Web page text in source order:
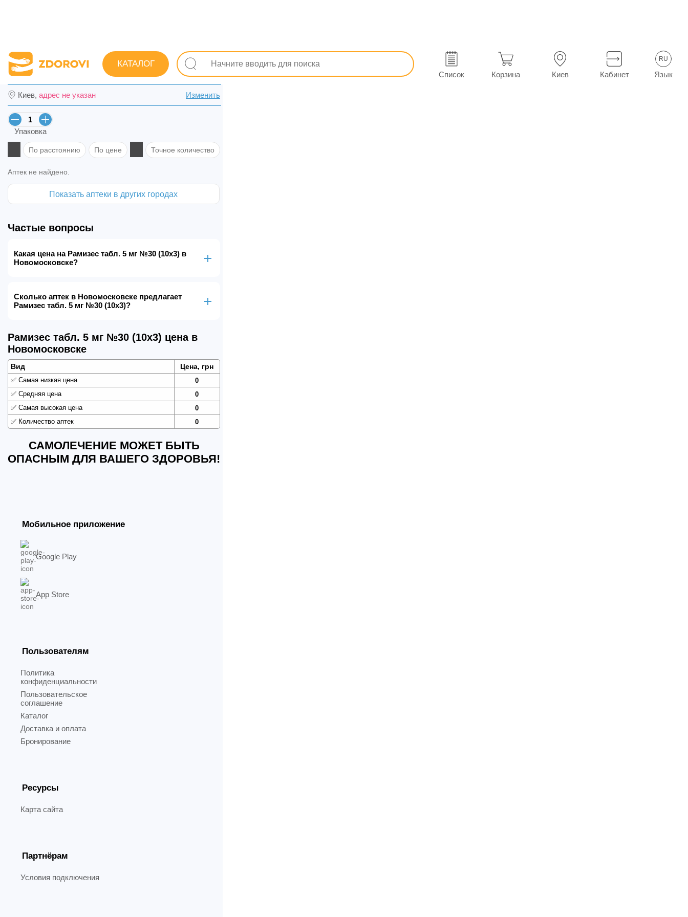
КАТАЛОГ
Список Корзина Киев Кабинет
RU
Язык
Поиск лекарств Лекарства Сердечно-сосудистые От высокого артериального давления Рамизес табл. 5 мг №30 (10х3)
Рамизес табл. 5 мг №30 (10х3) в Новомосковске
Киев, адрес не указан Изменить
Упаковка
По расстоянию По цене Точное количество
Аптек не найдено.
Показать аптеки в других городах
Частые вопросы
Какая цена на Рамизес табл. 5 мг №30 (10х3) в
Новомосковске?
Сколько аптек в Новомосковске предлагает
Рамизес табл. 5 мг №30 (10х3)?
Рамизес табл. 5 мг №30 (10х3) цена в
Новомосковске
Вид Цена, грн
✅ Самая низкая цена
0
✅ Средняя цена
0
✅ Самая высокая цена
0
✅ Количество аптек 0
САМОЛЕЧЕНИЕ МОЖЕТ БЫТЬ
ОПАСНЫМ ДЛЯ ВАШЕГО ЗДОРОВЬЯ!
Мобильное приложение
Google Play
App Store
Пользователям
Политика
конфиденциальности
Пользовательское
соглашение
Каталог
Доставка и оплата
Бронирование
Ресурсы
Карта сайта
Партнёрам
Условия подключения